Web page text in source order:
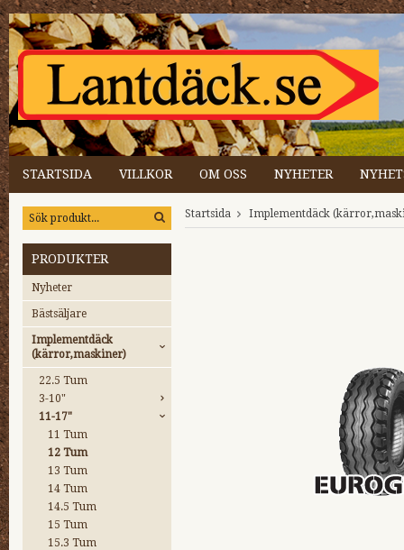
STARTSIDA VILLKOR OM OSS NYHETER
PRODUKTER
Nyheter
Bästsäljare
Implementdäck
(kärror,maskiner)
22.5 Tum
3-10"
11-17"
11 Tum
12 Tum
13 Tum
14 Tum
14.5 Tum
15 Tum
15.3 Tum
Startsida Implementdäck